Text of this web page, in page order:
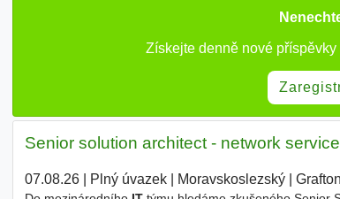
Získejte denně nové
Senior solution architect - network
07.08.26| Plný úvazek| Moravskoslezský|